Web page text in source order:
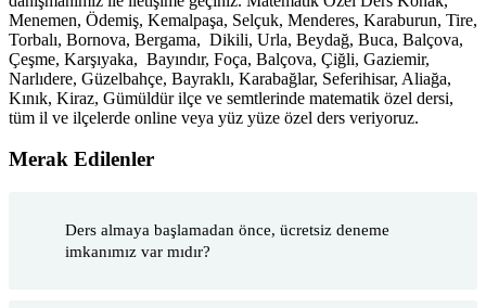
Menemen, Ödemiş, Kemalpaşa, Selçuk, Menderes, Karaburun, Tire,
Torbalı, Bornova, Bergama, Dikili, Urla, Beydağ, Buca, Balçova,
Çeşme, Karşıyaka, Bayındır, Foça, Balçova, Çiğli, Gaziemir,
Narlıdere, Güzelbahçe, Bayraklı, Karabağlar, Seferihisar, Aliağa,
Kınık, Kiraz, Gümüldür ilçe ve semtlerinde matematik özel dersi,
tüm il ve ilçelerde online veya yüz yüze özel ders veriyoruz.
Merak Edilenler
Ders almaya başlamadan önce, ücretsiz deneme
imkanımız var mıdır?